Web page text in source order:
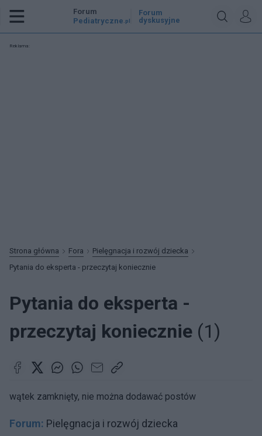
Forum
Pediatryczne .pl
Forum
dyskusyjne
Reklama:
Strona główna Fora
Pielęgnacja i rozwój dziecka
Pytania do eksperta - przeczytaj koniecznie
Pytania do eksperta -
przeczytaj koniecznie (1)
wątek zamknięty, nie można dodawać postów
Forum: Pielęgnacja i rozwój dziecka